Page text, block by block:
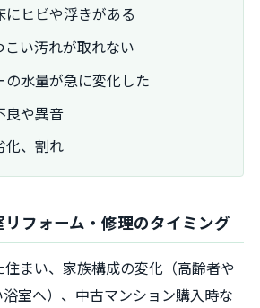
にヒビや浮きがある
こい汚れが取れない
水量が急に変化した
良や異音
化、割れ
フォーム・修理のタイミング
まい、家族構成の変化（高齢者や
室へ）、中古マンション購入時な